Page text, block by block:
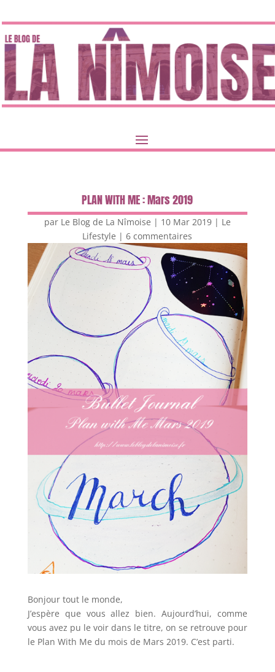
PLAN WITH ME : Mars 2019
par Le Blog de La Nîmoise | 10 Mar 2019| Le
Lifestyle |6 commentaires
Bonjour tout le monde,
J’espère que vous allez bien. Aujourd’hui, comme
vous avez pu le voir dans le titre, on se retrouve pour
le Plan With Me du mois de Mars 2019. C’est parti.